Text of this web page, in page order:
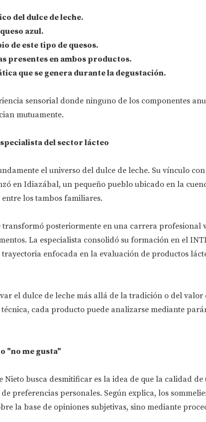
del dulce de leche.
azul.
de este tipo de quesos.
presentes en ambos productos.
que se genera durante la degustación.
sensorial donde ninguno de los componentes
mutuamente.
del sector lácteo
el universo del dulce de leche. Su vínculo
en Idiazábal, un pequeño pueblo ubicado en la
los tambos familiares.
transformó posteriormente en una carrera profesional
La especialista consolidó su formación en el
enfocada en la evaluación de productos
el dulce de leche más allá de la tradición o del valor
técnica, cada producto puede analizarse mediante
"no me gusta"
Nieto busca desmitificar es la idea de que la calidad
preferencias personales. Según explica, los
la base de opiniones subjetivas, sino mediante